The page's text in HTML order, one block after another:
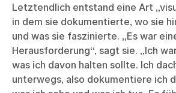
Letztendlich entstand eine Art
in dem sie dokumentierte, wo sie
und was sie faszinierte. „Es war
Herausforderung“, sagt sie. „Ich
was ich davon halten sollte. Ich
unterwegs, also dokumentiere ich